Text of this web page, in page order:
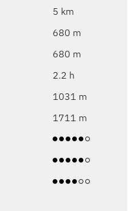
5 km
680 m
680 m
2.2 h
1031 m
1711 m